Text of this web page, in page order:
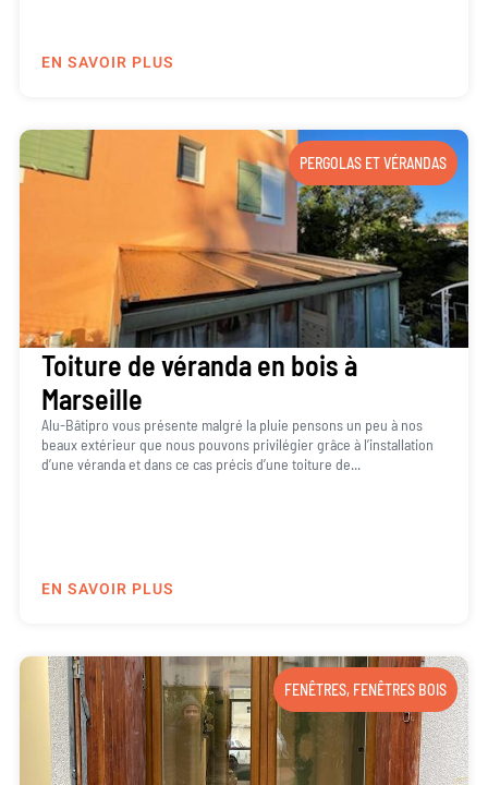
EN SAVOIR PLUS
PERGOLAS ET VÉRANDAS
Toiture de véranda en bois à
Marseille
Alu-Bâtipro vous présente malgré la pluie pensons un peu à nos
beaux extérieur que nous pouvons privilégier grâce à l’installation
d’une véranda et dans ce cas précis d’une toiture de...
EN SAVOIR PLUS
FENÊTRES, FENÊTRES BOIS